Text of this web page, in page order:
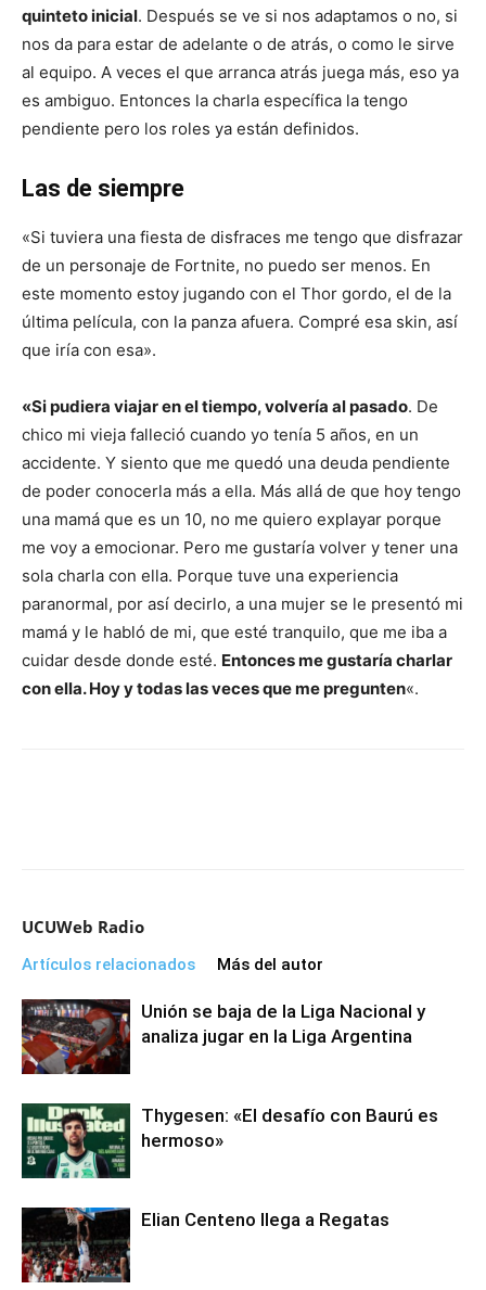
quinteto inicial. Después se ve si nos adaptamos o no, si
nos da para estar de adelante o de atrás, o como le sirve
al equipo. A veces el que arranca atrás juega más, eso ya
es ambiguo. Entonces la charla específica la tengo
pendiente pero los roles ya están definidos.
Las de siempre
«Si tuviera una fiesta de disfraces me tengo que disfrazar
de un personaje de Fortnite, no puedo ser menos. En
este momento estoy jugando con el Thor gordo, el de la
última película, con la panza afuera. Compré esa skin, así
que iría con esa».
«Si pudiera viajar en el tiempo, volvería al pasado. De
chico mi vieja falleció cuando yo tenía 5 años, en un
accidente. Y siento que me quedó una deuda pendiente
de poder conocerla más a ella. Más allá de que hoy tengo
una mamá que es un 10, no me quiero explayar porque
me voy a emocionar. Pero me gustaría volver y tener una
sola charla con ella. Porque tuve una experiencia
paranormal, por así decirlo, a una mujer se le presentó mi
mamá y le habló de mi, que esté tranquilo, que me iba a
cuidar desde donde esté. Entonces me gustaría charlar
con ella. Hoy y todas las veces que me pregunten«.
UCUWeb Radio
Artículos relacionados Más del autor
Unión se baja de la Liga Nacional y
analiza jugar en la Liga Argentina
Thygesen: «El desafío con Baurú es
hermoso»
Elian Centeno llega a Regatas